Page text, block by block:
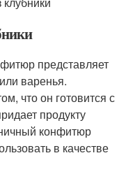
представляет
варенья.
что он готовится с
продукту
конфитюр
в качестве